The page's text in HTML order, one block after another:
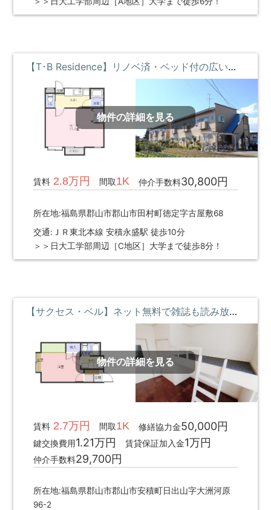
【T･B Residence】リノベ済・ベッド付の広い部屋 ①階 **即入居募集中**
物件の詳細を見る
賃料2.8万円 間取1K 仲介手数料30,800円
所在地:福島県郡山市郡山市田村町徳定字古屋敷68
交通:ＪＲ東北本線 安積永盛駅 徒歩10分
＞＞日大工学部周辺［C地区］大学まで徒歩8分！
【サクセス・ベル】ネット無料で雑誌も読み放題♪ロフトベッド付 ①階 **即入居募集中**
物件の詳細を見る
賃料2.7万円 間取1K 修繕協力金50,000円
鍵交換費用1.21万円 賃貸保証加入金1万円
仲介手数料29,700円
所在地:福島県郡山市郡山市安積町日出山字大洲河原
96-2